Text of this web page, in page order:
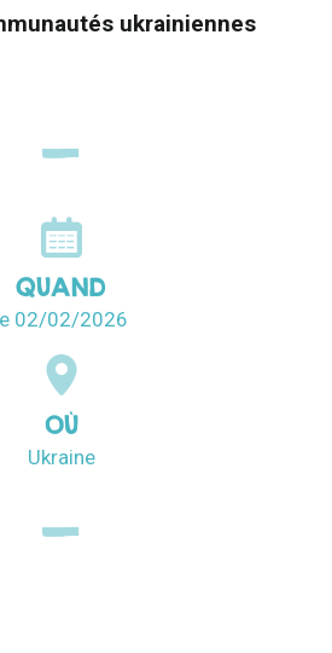
ukrainiennes
QUAND
02/02/2026
OÙ
Ukraine